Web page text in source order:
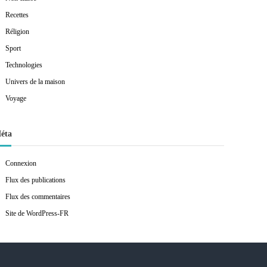
Recettes
Réligion
Sport
Technologies
Univers de la maison
Voyage
Connexion
Flux des publications
Flux des commentaires
Site de WordPress-FR